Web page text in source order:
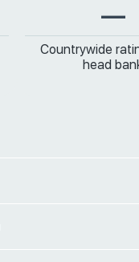
—
Countrywide
head